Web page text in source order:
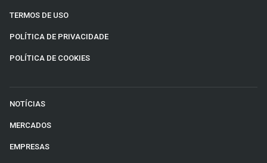
TERMOS DE USO
POLÍTICA DE PRIVACIDADE
POLÍTICA DE COOKIES
NOTÍCIAS
MERCADOS
EMPRESAS